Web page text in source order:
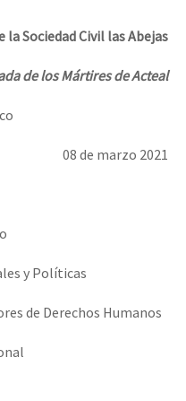
la Sociedad Civil las Abejas
de los Mártires de Acteal
08 de marzo 2021
y Políticas
de Derechos Humanos